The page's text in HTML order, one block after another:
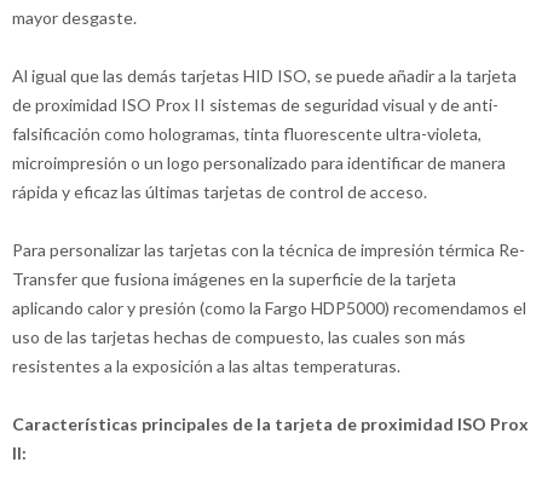
mayor desgaste.
Al igual que las demás tarjetas HID ISO, se puede añadir a la tarjeta
de proximidad ISO Prox II sistemas de seguridad visual y de anti-
falsificación como hologramas, tinta fluorescente ultra-violeta,
microimpresión o un logo personalizado para identificar de manera
rápida y eficaz las últimas tarjetas de control de acceso.
Para personalizar las tarjetas con la técnica de impresión térmica Re-
Transfer que fusiona imágenes en la superficie de la tarjeta
aplicando calor y presión (como la Fargo HDP5000) recomendamos el
uso de las tarjetas hechas de compuesto, las cuales son más
resistentes a la exposición a las altas temperaturas.
Características principales de la tarjeta de proximidad ISO Prox
II: